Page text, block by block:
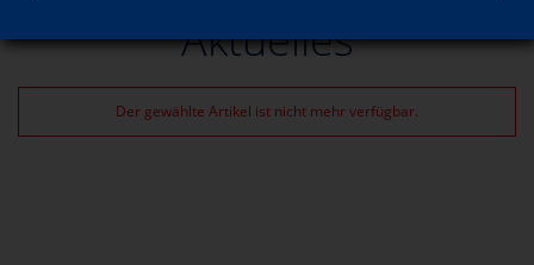
Aktuelles
Der gewählte Artikel ist nicht mehr verfügbar.